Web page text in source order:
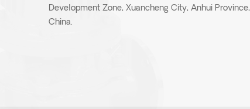
Development Zone, Xuancheng City, Anhui Province,
China.